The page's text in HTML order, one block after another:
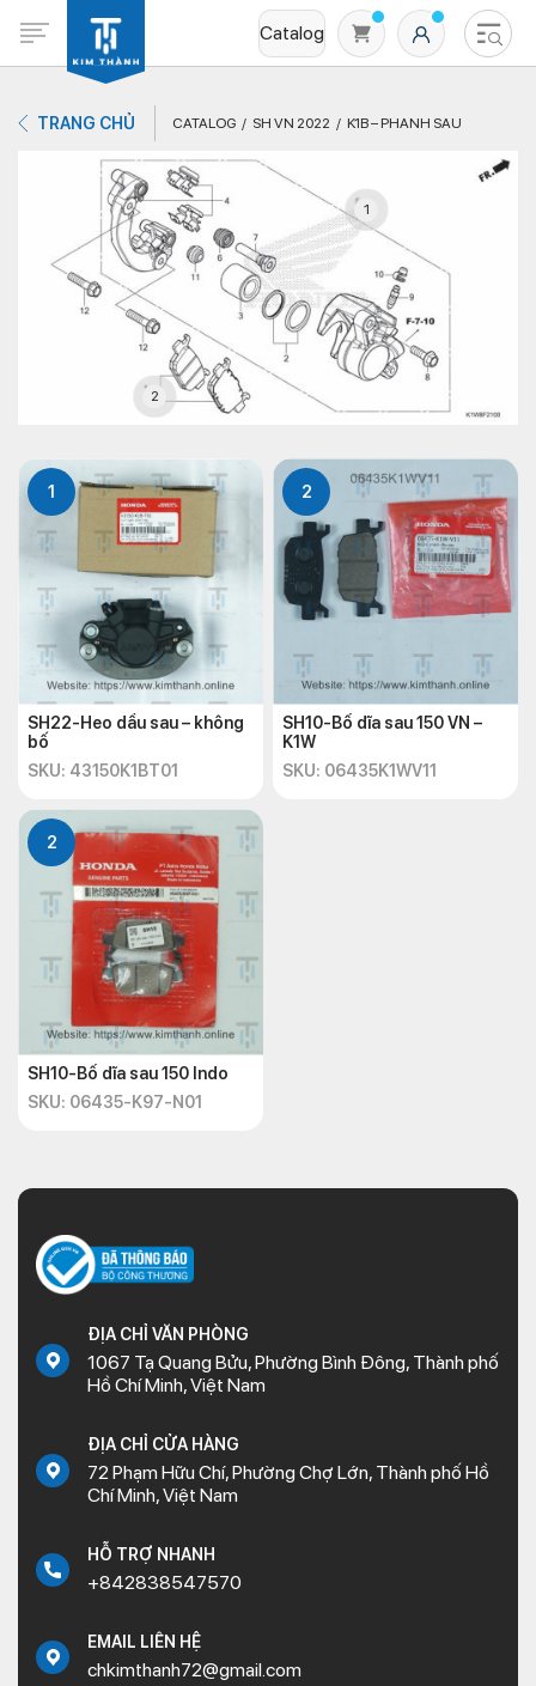
Catalog
Không có sản phẩm nào trong giỏ hàng
TRANG CHỦ CATALOG SH VN 2022 K1B – PHANH SAU
1
2
1
SH22-Heo dầu sau – không
bố
SKU: 43150K1BT01
2
SH10-Bố dĩa sau 150 VN –
K1W
SKU: 06435K1WV11
2
SH10-Bố dĩa sau 150 Indo
SKU: 06435-K97-N01
ĐỊA CHỈ VĂN PHÒNG
1067 Tạ Quang Bửu, Phường Bình Đông, Thành phố
Hồ Chí Minh, Việt Nam
ĐỊA CHỈ CỬA HÀNG
72 Phạm Hữu Chí, Phường Chợ Lớn, Thành phố Hồ
Chí Minh, Việt Nam
HỖ TRỢ NHANH
+842838547570
EMAIL LIÊN HỆ
chkimthanh72@gmail.com